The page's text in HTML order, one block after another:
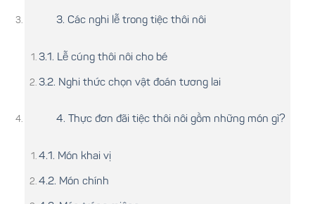
3. Các nghi lễ trong tiệc thôi nôi
3.1. Lễ cúng thôi nôi cho bé
3.2. Nghi thức chọn vật đoán tương lai
4. Thực đơn đãi tiệc thôi nôi gồm những món gì?
4.1. Món khai vị
4.2. Món chính